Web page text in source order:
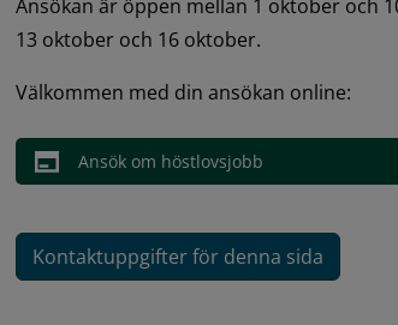
Ansökan är öppen mellan 1 oktober och
13 oktober och 16 oktober.
Välkommen med din ansökan online:
Ansök om höstlovsjobb
Kontaktuppgifter för denna sida